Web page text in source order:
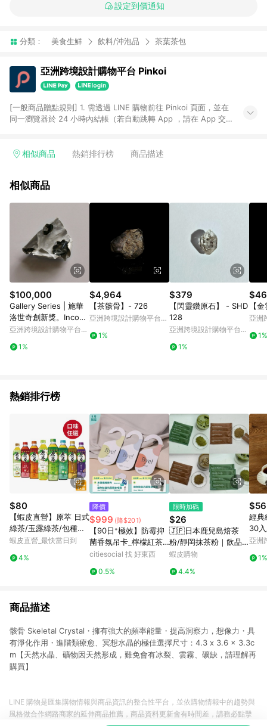
設定到價通知
分類： 美食生鮮 飲料/沖泡品 茶葉茶包
亞洲跨境設計購物平台 Pinkoi
[一般商品贈點規則] 1. 需透過 LINE 購物前往 Pinkoi 頁面，並在
同一瀏覽器於 24 小時內結帳（若自動跳轉 App ，請在 App 交
回饋訂單不得享有 Pinkoi 站方優惠，例如首購優惠，P coins，
行為，不具贈點資格，部分退款不在此限。 6. APP 請更新至
運費，攤位費等不具贈點資格。 9. LINE 購物站上之商品規格、
顏色、價位、贈品如與 Pinkoi 商品資訊頁及購物車不符，以
Pinkoi 購物商品資訊頁及購物車標示為準。 10. 點數紅包使用規
則請以點數紅包活動說明為準。 11. 若於 LINE 購物前往 Pinkoi
頁面後才首次下載 Pinkoi APP 並完成訂單，不符合導購資格；承
上，首次下載 Pinkoi APP 後，需透過 LINE 購物前往 Pinkoi 頁
面，方享導購資格。
相似商品 熱銷排行榜 商品描述
相似商品
$100,000
Gallery Series | 施華
洛世奇創新獎。Inconv
ertible promise 胸
亞洲跨境設計購物平台
1%
$4,964
【茶骸骨】- 726
亞洲跨境設計購物平台
1%
$379
【閃靈鑽原石】 - SHD
128
亞洲跨境設計購物平台
1%
【
亞洲
1%
熱銷排行榜
$80
【蝦皮直營】原萃 日式
綠茶/玉露綠茶/包種烏
龍/鐵觀音/日式焙茶/玄
蝦皮直營_最快當日到
4%
降價
$999 (降$201)
【90日⁺極效】防霉抑
菌香氛吊卡_檸檬紅茶_
單包組（共3片）
citiesocial 找 好東西
0.5%
限時加碼
$26
🇯🇵日本鹿兒島焙茶
粉/靜岡抹茶粉｜飲品
專用規格 無糖茶粉 隨
焙茶 即沖粉 無添加
蝦皮購物
4.4%
經典
30
亞洲
1%
商品描述
骸骨 Skeletal Crystal・擁有強大的頻率能量・提高洞察力，想像力・具
有淨化作用・進階類療愈、冥想水晶的極佳選擇尺寸：4.3 x 3.6 x 3.3c
m【天然水晶、礦物因天然形成，難免會有冰裂、雲霧、礦缺，請理解再
購買】
LINE 購物是匯集購物情報與商品資訊的整合性平台，並依購物情報中的趨勢與
風格做合作網路商家的延伸商品推薦，商品資料更新會有時間差，請務必點擊